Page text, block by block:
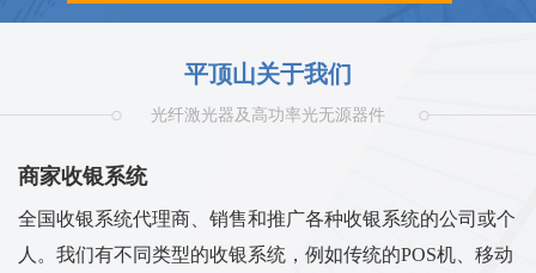
平顶山关于我们
光纤激光器及高功率光无源器件
商家收银系统
全国收银系统代理商、销售和推广各种收银系统的公司或个
人。我们有不同类型的收银系统，例如传统的POS机、移动